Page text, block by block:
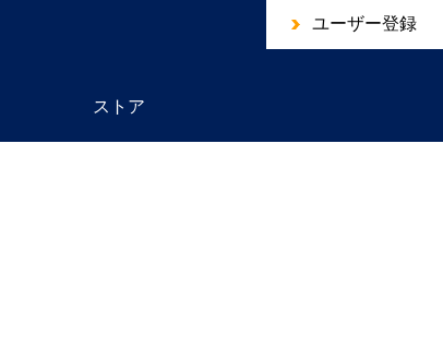
ストア
ユーザー登録